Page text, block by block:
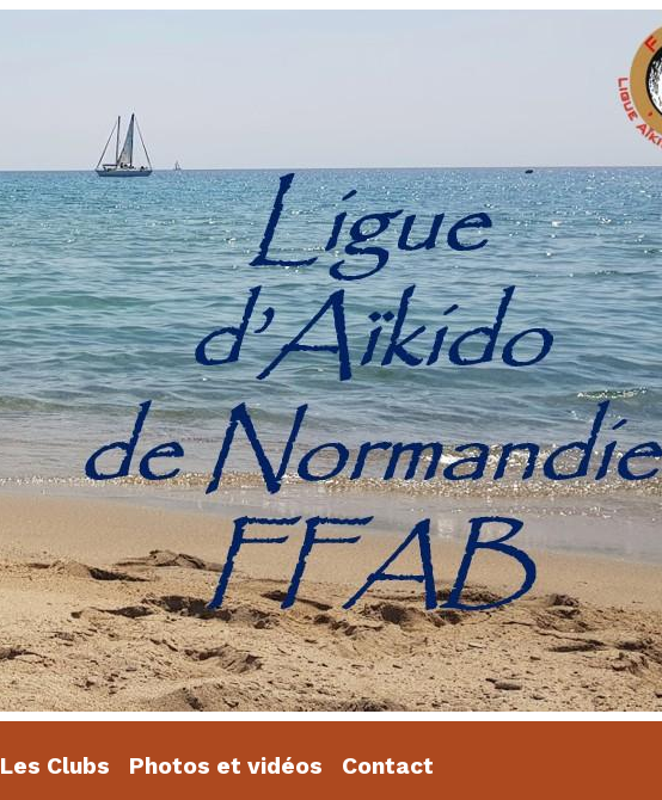
Les Clubs Photos et vidéos Contact